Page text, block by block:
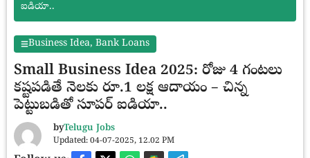
ఐడియా..
Business Idea,Bank Loans
Small Business Idea 2025: రోజు 4 గంటలు
కష్టపడితే నెలకు రూ.1 లక్ష ఆదాయం – చిన్న
పెట్టుబడితో సూపర్ ఐడియా..
byTelugu Jobs
Updated: 04-07-2025, 12.02 PM